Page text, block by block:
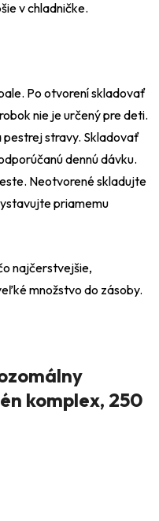
v chladničke.
Po otvorení skladovať
nie je určený pre deti.
pestrej stravy. Skladovať
dennú dávku.
Neotvorené skladujte
priamemu
najčerstvejšie,
množstvo do zásoby.
komplex, 250